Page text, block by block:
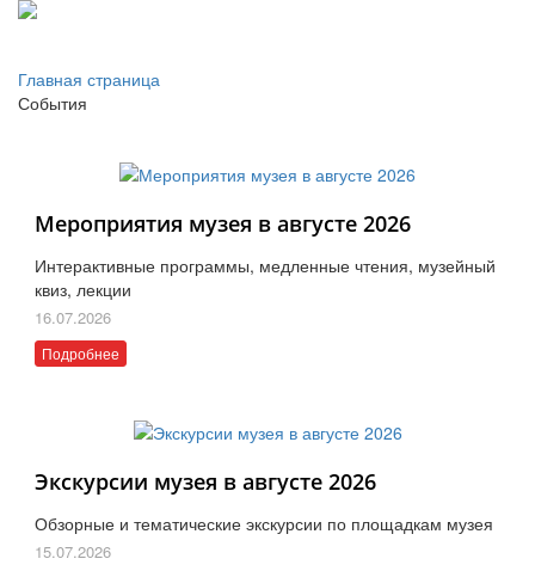
Главная страница
События
Мероприятия музея в августе 2026
Интерактивные программы, медленные чтения, музейный
квиз, лекции
16.07.2026
Подробнее
Экскурсии музея в августе 2026
Обзорные и тематические экскурсии по площадкам музея
15.07.2026